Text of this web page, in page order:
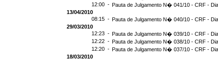
12:00 - Pauta de Julgamento N� 041/10 - CRF -
13/04/2010
08:15 - Pauta de Julgamento N� 040/10 - CRF -
29/03/2010
12:23 - Pauta de Julgamento N� 039/10 - CRF -
12:22 - Pauta de Julgamento N� 038/10 - CRF -
12:20 - Pauta de Julgamento N� 037/10 - CRF -
18/03/2010